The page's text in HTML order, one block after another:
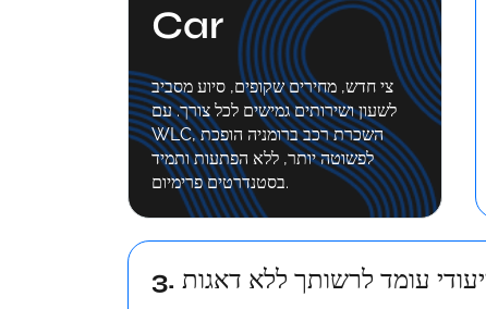
Car
צי חדש, מחירים שקופים, סיוע מסביב
לשעון ושירותים גמישים לכל צורך. עם
WLC, השכרת רכב ברומניה הופכת
לפשוטה יותר, ללא הפתעות ותמיד
בסטנדרטים פרימיום.